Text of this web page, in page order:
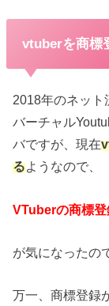
vtuberを商標
2018年のネット
バーチャル
バですが、現在
るようなので、
VTuberの商標
が気になったの
万一、商標登録